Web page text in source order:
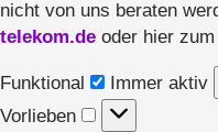
nicht von uns beraten
telekom.de oder hier zum
Funktional Funktional
Immer aktiv
Vorlieben
Vorlieben